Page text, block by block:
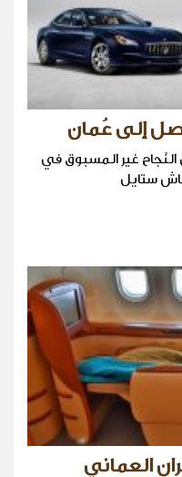
غير المسبوق في
ستايل
العماني